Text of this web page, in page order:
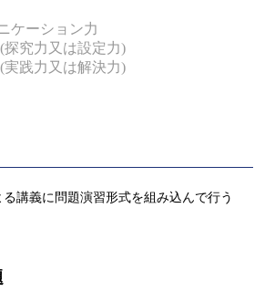
ケーション力
探究力又は設定力)
実践力又は解決力)
講義に問題演習形式を組み込んで行う